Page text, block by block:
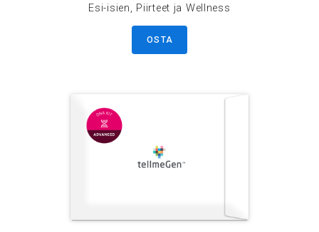
Esi-isien, Piirteet ja Wellness
OSTA